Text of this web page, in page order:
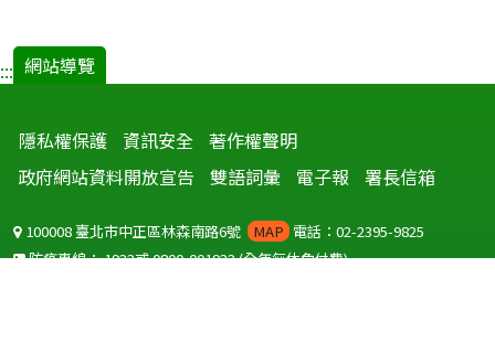
::: 網站導覽
隱私權保護 資訊安全 著作權聲明
政府網站資料開放宣告
雙語詞彙 電子報 署長信箱
100008 臺北市中正區林森南路6號 MAP 電話：02-2395-9825
防疫專線：1922或0800-001922(全年無休免付費)